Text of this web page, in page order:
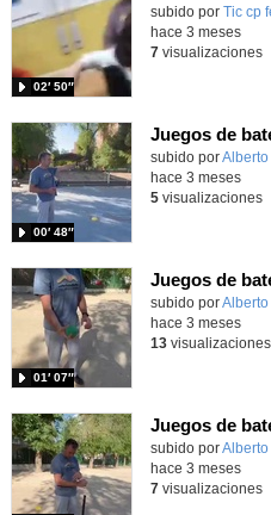
Contenido
subido por Tic cp
02′ 50″
hace 3 meses
7visualizaciones
Contenido
subido porAlberto
00′ 48″
hace 3 meses
5visualizaciones
Contenido
subido porAlberto
01′ 07″
hace 3 meses
13visualizaciones
Contenido
subido porAlberto
hace 3 meses
7visualizaciones